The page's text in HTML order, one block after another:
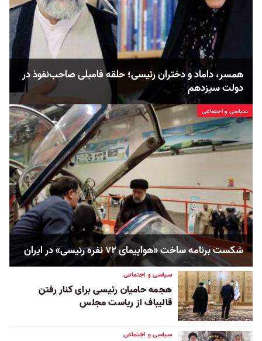
همسر، داماد و دختران رئیسی؛ حلقه فامیلی صاحب‌نفوذ در
دولت سیزدهم
سیاسی و اجتماعی
شکست برنامه ساخت «هواپیمای ۷۲ نفره رئیسی» در ایران
سیاسی و اجتماعی
هجمه حامیان رئیسی برای کنار رفتن
قالیباف از ریاست مجلس
سیاسی و اجتماعی